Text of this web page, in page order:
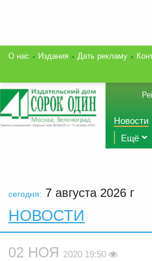
О нас Издания Дать рекламу
Новости
Ещё
сегодня: 7 августа 2026 г
НОВОСТИ
02 НОЯ 2020 19:50